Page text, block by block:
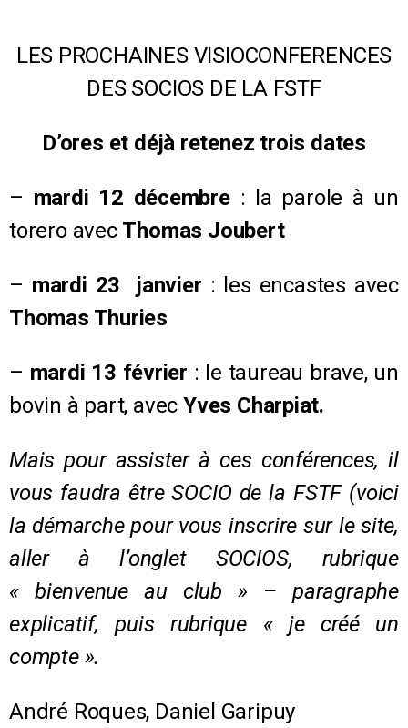
LES PROCHAINES VISIOCONFERENCES
DES SOCIOS DE LA FSTF
D’ores et déjà retenez trois dates
– mardi 12 décembre: la parole à un
torero avec Thomas Joubert
– mardi 23 janvier : les encastes avec
Thomas Thuries
– mardi 13 février : le taureau brave, un
bovin à part, avecYves Charpiat.
Mais pour assister à ces conférences, il
vous faudra être SOCIO de la FSTF (voici
la démarche pour vous inscrire sur le site,
aller à l’onglet SOCIOS, rubrique
« bienvenue au club » – paragraphe
explicatif, puis rubrique « je créé un
compte ».
André Roques, Daniel Garipuy